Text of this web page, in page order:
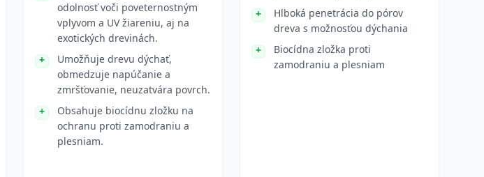
odolnosť voči poveternostným
vplyvom a UV žiareniu, aj na
exotických drevinách.
Umožňuje drevu dýchať,
obmedzuje napúčanie a
zmršťovanie, neuzatvára povrch.
Obsahuje biocídnu zložku na
ochranu proti zamodraniu a
plesniam.
Hlboká penetrácia do pórov
dreva s možnosťou dýchania
Biocídna zložka proti
zamodraniu a plesniam